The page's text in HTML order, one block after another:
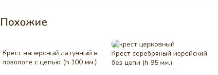
Похожие
Крест наперсный латунный в
позолоте с цепью (h 100 мм.)
Крест серебряный иерейский
без цепи (h 95 мм.)